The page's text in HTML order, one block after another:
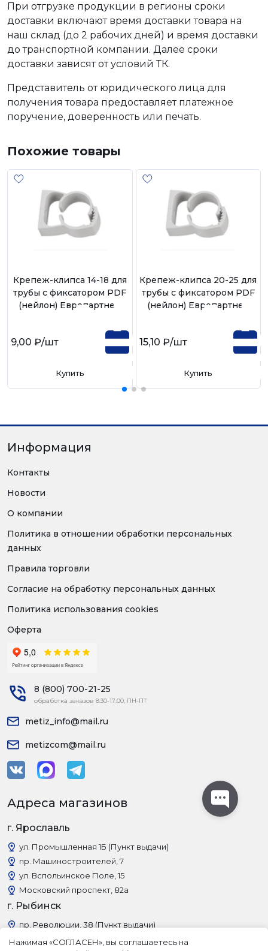
При отгрузке продукции в регионы сроки
доставки включают время доставки товара на
наш склад (до 2 рабочих дней) и время доставки
до транспортной компании. Далее сроки
доставки зависят от условий ТК.
Представитель от юридического лица для
получения товара предоставляет платежное
поручение, доверенность или печать.
Похожие товары
Крепеж-клипса 14-18 для
трубы с фиксатором PDF
(нейлон) Европартнер
9,00 ₽/шт
Купить
Крепеж-клипса 20-25 для
трубы с фиксатором PDF
(нейлон) Европартнер
15,10 ₽/шт
Купить
Информация
Контакты
Новости
О компании
Политика в отношении обработки персональных
данных
Правила торговли
Согласие на обработку персональных данных
Политика использования cookies
Оферта
8 (800) 700-21-25
обработка заказов 8:30-17:00, ПН-ПТ
metiz_info@mail.ru
metizcom@mail.ru
Адреса магазинов
г. Ярославль
ул. Промышленная 1Б (Пункт выдачи)
пр. Машиностроителей, 7
ул. Вспольинское Поле, 15
Московский проспект, 82а
г. Рыбинск
пр. Революции, 38 (Пункт выдачи)
Нажимая «СОГЛАСЕН», вы соглашаетесь на